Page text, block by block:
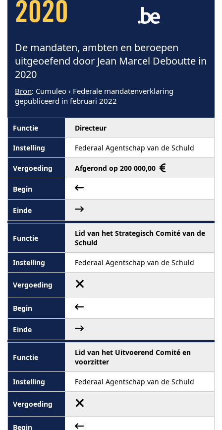
2020
De mandaten, ambten en beroepen
uitgeoefend door Jean Marcel Deboutte in
2020
Bron: Cumuleo › Federale mandatenverklaring
gepubliceerd in februari 2022
Directeur
Federaal Agentschap van de Schuld
Afgerond op 200 000,00
Lid van het Strategisch Comité van de
Schuld
Federaal Agentschap van de Schuld
Lid van het Uitvoerend Comité en
voorzitter
Federaal Agentschap van de Schuld